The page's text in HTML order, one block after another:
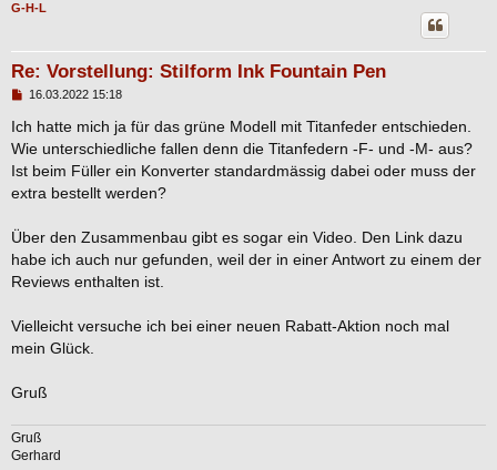
G-H-L
Re: Vorstellung: Stilform Ink Fountain Pen
B
i
r
a
g
16.03.2022 15:18
Ich hatte mich ja für das grüne Modell mit Titanfeder entschieden.
Wie unterschiedliche fallen denn die Titanfedern -F- und -M- aus?
Ist beim Füller ein Konverter standardmässig dabei oder muss der
extra bestellt werden?
Über den Zusammenbau gibt es sogar ein Video. Den Link dazu
habe ich auch nur gefunden, weil der in einer Antwort zu einem der
Reviews enthalten ist.
Vielleicht versuche ich bei einer neuen Rabatt-Aktion noch mal
mein Glück.
Gruß
Gruß
Gerhard